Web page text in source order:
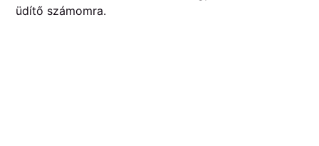
üdítő számomra.